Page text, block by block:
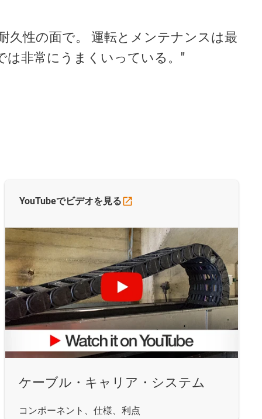
久性の面で。 運転とメンテナンスは最
は非常にうまくいっている。"
ケーブル・キャリア・システム
コンポーネント、仕様、利点
YouTubeでビデオを見る